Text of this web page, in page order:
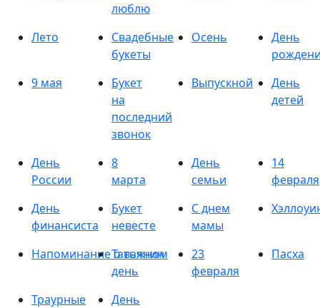
люблю
Лето
Свадебные
букеты
Осень
День
9 мая
Букет
на
последний
звонок
Выпускной
День
детей
День
России
8
марта
День
семьи
14
февраля
День
финансиста
Букет
невесте
С днем
мамы
Напоминание о важном
Татьянин
день
23
февраля
Пасха
Траурные
День